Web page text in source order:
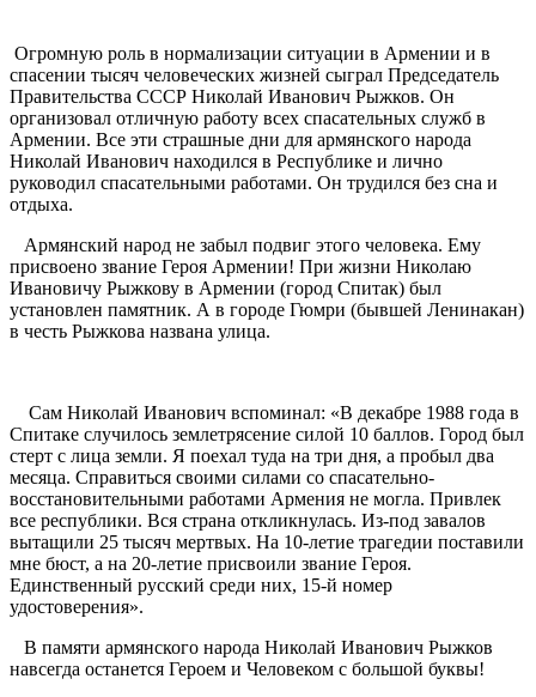
Огромную роль в нормализации ситуации в Армении и в
спасении тысяч человеческих жизней сыграл Председатель
Правительства СССР Николай Иванович Рыжков. Он
организовал отличную работу всех спасательных служб в
Армении. Все эти страшные дни для армянского народа
Николай Иванович находился в Республике и лично
руководил спасательными работами. Он трудился без сна и
отдыха.
Армянский народ не забыл подвиг этого человека. Ему
присвоено звание Героя Армении! При жизни Николаю
Ивановичу Рыжкову в Армении (город Спитак) был
установлен памятник. А в городе Гюмри (бывшей Ленинакан)
в честь Рыжкова названа улица.
Сам Николай Иванович вспоминал: «В декабре 1988 года в
Спитаке случилось землетрясение силой 10 баллов. Город был
стерт с лица земли. Я поехал туда на три дня, а пробыл два
месяца. Справиться своими силами со спасательно-
восстановительными работами Армения не могла. Привлек
все республики. Вся страна откликнулась. Из-под завалов
вытащили 25 тысяч мертвых. На 10-летие трагедии поставили
мне бюст, а на 20-летие присвоили звание Героя.
Единственный русский среди них, 15-й номер
удостоверения».
В памяти армянского народа Николай Иванович Рыжков
навсегда останется Героем и Человеком с большой буквы!